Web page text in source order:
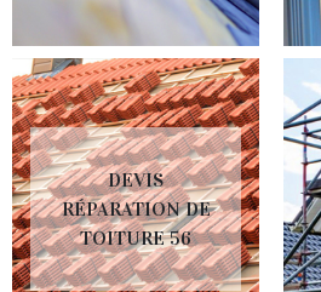
DEVIS
RÉPARATION DE
TOITURE 56